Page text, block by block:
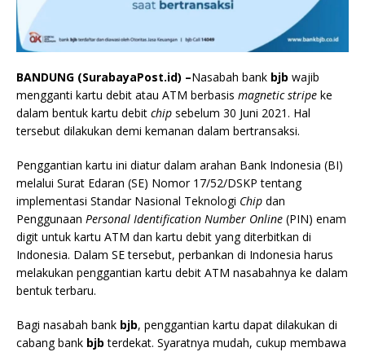
BANDUNG (SurabayaPost.id) –Nasabah bank bjb wajib
mengganti kartu debit atau ATM berbasis magnetic stripe ke
dalam bentuk kartu debit chip sebelum 30 Juni 2021. Hal
tersebut dilakukan demi kemanan dalam bertransaksi.
Penggantian kartu ini diatur dalam arahan Bank Indonesia (BI)
melalui Surat Edaran (SE) Nomor 17/52/DSKP tentang
implementasi Standar Nasional Teknologi Chip dan
Penggunaan Personal Identification Number Online (PIN) enam
digit untuk kartu ATM dan kartu debit yang diterbitkan di
Indonesia. Dalam SE tersebut, perbankan di Indonesia harus
melakukan penggantian kartu debit ATM nasabahnya ke dalam
bentuk terbaru.
Bagi nasabah bank bjb, penggantian kartu dapat dilakukan di
cabang bank bjb terdekat. Syaratnya mudah, cukup membawa